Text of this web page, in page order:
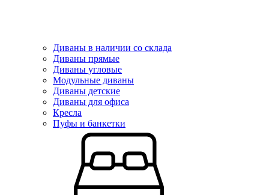
Диваны в наличии со склада
Диваны прямые
Диваны угловые
Модульные диваны
Диваны детские
Диваны для офиса
Кресла
Пуфы и банкетки